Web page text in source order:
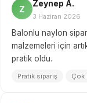
Z
Zeynep A.
3 Haziran 2026
Balonlu naylon
malzemeleri için
pratik oldu.
Pratik sipariş Çok